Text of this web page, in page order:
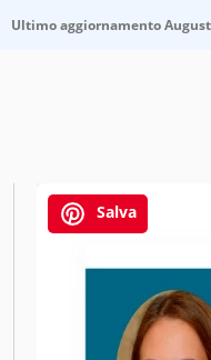
Ultimo aggiornamento
Salva